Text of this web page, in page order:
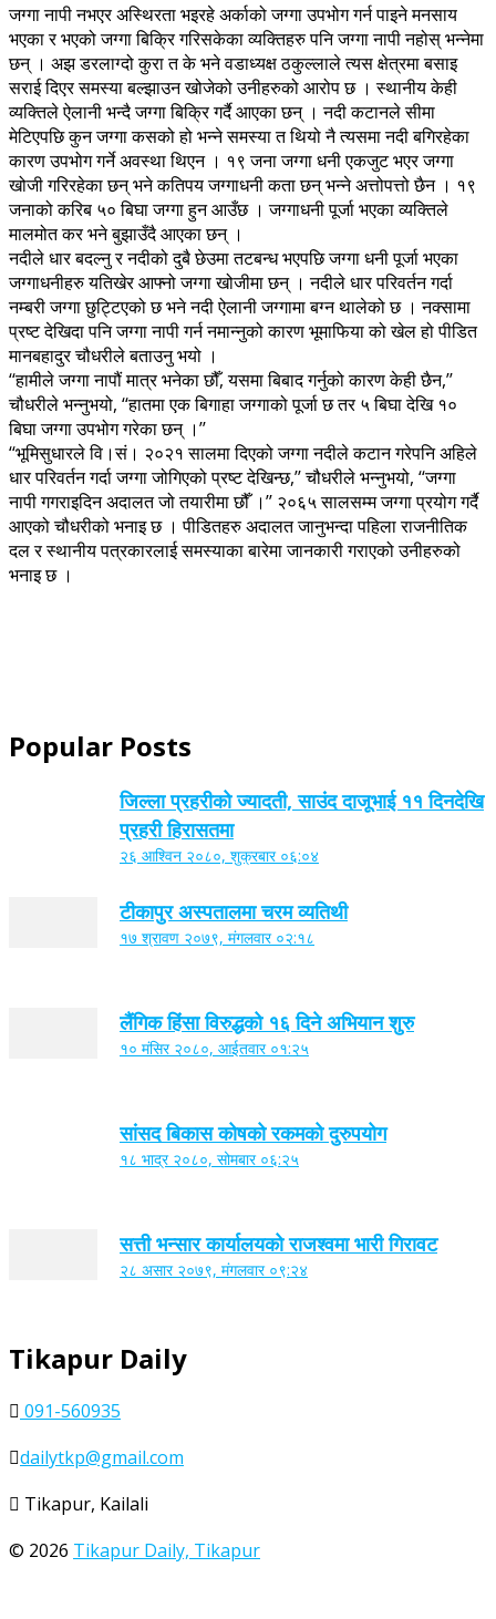
जग्गा नापी नभएर अस्थिरता भइरहे अर्काको जग्गा उपभोग गर्न पाइने मनसाय
भएका र भएको जग्गा बिक्रि गरिसकेका व्यक्तिहरु पनि जग्गा नापी नहोस् भन्नेमा
छन् । अझ डरलाग्दो कुरा त के भने वडाध्यक्ष ठकुल्लाले त्यस क्षेत्रमा बसाइ
सराई दिएर समस्या बल्झाउन खोजेको उनीहरुको आरोप छ । स्थानीय केही
व्यक्तिले ऐलानी भन्दै जग्गा बिक्रि गर्दै आएका छन् । नदी कटानले सीमा
मेटिएपछि कुन जग्गा कसको हो भन्ने समस्या त थियो नै त्यसमा नदी बगिरहेका
कारण उपभोग गर्ने अवस्था थिएन । १९ जना जग्गा धनी एकजुट भएर जग्गा
खोजी गरिरहेका छन् भने कतिपय जग्गाधनी कता छन् भन्ने अत्तोपत्तो छैन । १९
जनाको करिब ५० बिघा जग्गा हुन आउँछ । जग्गाधनी पूर्जा भएका व्यक्तिले
मालमोत कर भने बुझाउँदै आएका छन् ।
नदीले धार बदल्नु र नदीको दुबै छेउमा तटबन्ध भएपछि जग्गा धनी पूर्जा भएका
जग्गाधनीहरु यतिखेर आफ्नो जग्गा खोजीमा छन् । नदीले धार परिवर्तन गर्दा
नम्बरी जग्गा छुट्टिएको छ भने नदी ऐलानी जग्गामा बग्न थालेको छ । नक्सामा
प्रष्ट देखिदा पनि जग्गा नापी गर्न नमान्नुको कारण भूमाफिया को खेल हो पीडित
मानबहादुर चौधरीले बताउनु भयो ।
‘‘हामीले जग्गा नापौं मात्र भनेका छौँ, यसमा बिबाद गर्नुको कारण केही छैन,’’
चौधरीले भन्नुभयो, ‘‘हातमा एक बिगाहा जग्गाको पूर्जा छ तर ५ बिघा देखि १०
बिघा जग्गा उपभोग गरेका छन् ।’’
‘‘भूमिसुधारले वि।सं। २०२१ सालमा दिएको जग्गा नदीले कटान गरेपनि अहिले
धार परिवर्तन गर्दा जग्गा जोगिएको प्रष्ट देखिन्छ,’’ चौधरीले भन्नुभयो, ‘‘जग्गा
नापी गगराइदिन अदालत जो तयारीमा छौँ ।’’ २०६५ सालसम्म जग्गा प्रयोग गर्दै
आएको चौधरीको भनाइ छ । पीडितहरु अदालत जानुभन्दा पहिला राजनीतिक
दल र स्थानीय पत्रकारलाई समस्याका बारेमा जानकारी गराएको उनीहरुको
भनाइ छ ।
Popular Posts
जिल्ला प्रहरीको ज्यादती, साउंद दाजूभाई ११ दिनदेखि
प्रहरी हिरासतमा
२६ आश्विन २०८०, शुक्रबार ०६:०४
टीकापुर अस्पतालमा चरम व्यतिथी
१७ श्रावण २०७९, मंगलवार ०२:१८
लैंगिक हिंसा विरुद्धको १६ दिने अभियान शुरु
१० मंसिर २०८०, आईतवार ०१:२५
सांसद बिकास कोषको रकमको दुरुपयोग
१८ भाद्र २०८०, सोमबार ०६:२५
सत्ती भन्सार कार्यालयको राजश्वमा भारी गिरावट
२८ असार २०७९, मंगलवार ०९:२४
Tikapur Daily
091-560935
dailytkp@gmail.com
Tikapur, Kailali
© 2026 Tikapur Daily, Tikapur